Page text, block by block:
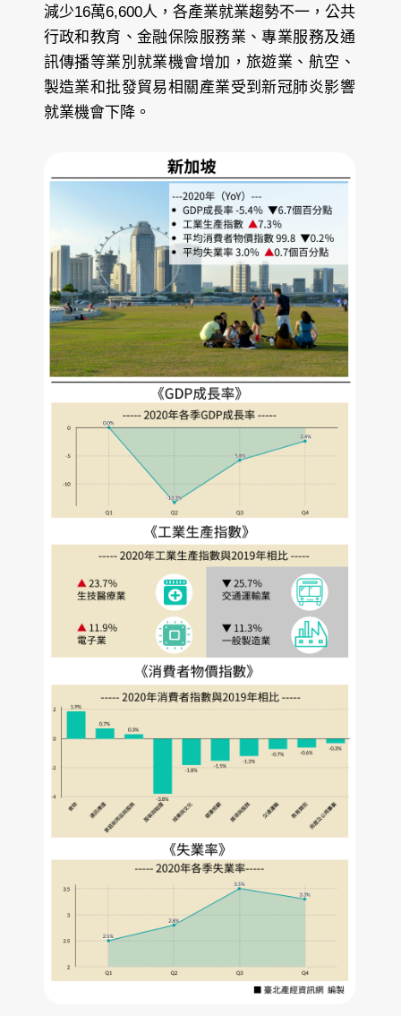
減少16萬6,600人，各產業就業趨勢不一，公共
行政和教育、金融保險服務業、專業服務及通
訊傳播等業別就業機會增加，旅遊業、航空、
製造業和批發貿易相關產業受到新冠肺炎影響
就業機會下降。